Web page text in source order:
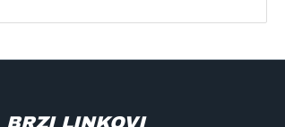
BRZI LINKOVI